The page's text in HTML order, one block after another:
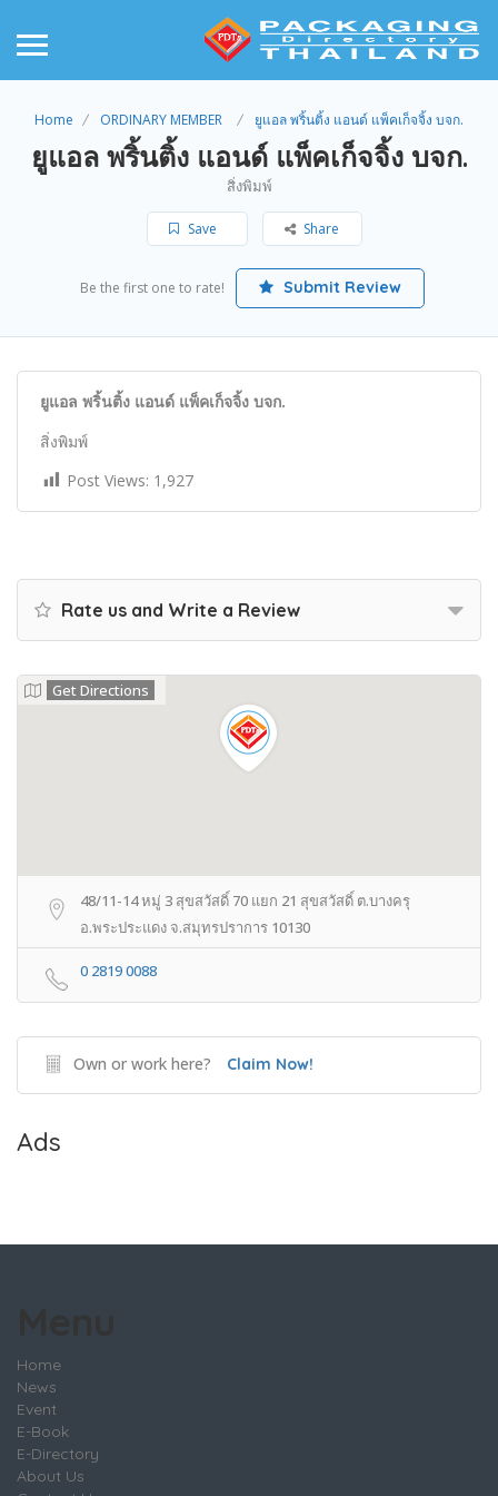
Home ORDINARY MEMBER ยูแอล พริ้นติ้ง แอนด์ แพ็คเก็จจิ้ง บจก.
ยูแอล พริ้นติ้ง แอนด์ แพ็คเก็จจิ้ง บจก.
สิ่งพิมพ์
Save Share
Be the first one to rate! Submit Review
ยูแอล พริ้นติ้ง แอนด์ แพ็คเก็จจิ้ง บจก.
สิ่งพิมพ์
Post Views: 1,927
Rate us and Write a Review
Get Directions
48/11-14 หมู่ 3 สุขสวัสดิ์ 70 แยก 21 สุขสวัสดิ์ ต.บางครุ
อ.พระประแดง จ.สมุทรปราการ 10130
0 2819 0088
Own or work here? Claim Now!
Ads
Home
News
Event
E-Book
E-Directory
About Us